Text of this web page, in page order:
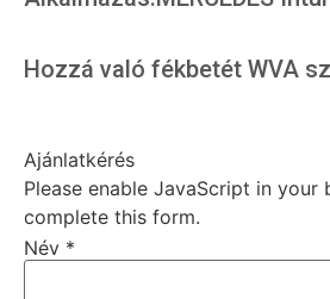
Hozzá való fékbetét WVA
Ajánlatkérés
Please enable JavaScript in your
complete this form.
Név *